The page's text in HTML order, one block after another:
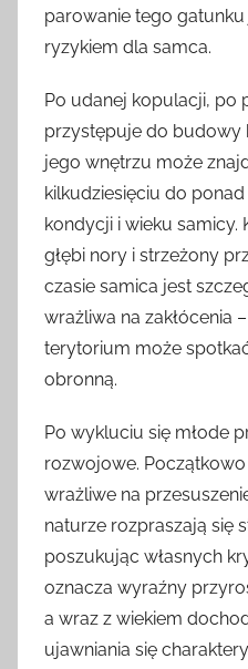
parowanie tego
ryzykiem dla samca.
Po udanej kopulacji, po
przystępuje do budowy
jego wnętrzu może
kilkudziesięciu do
kondycji i wieku
głębi nory i strzeżony
czasie samica jest
wrażliwa na zakłócenia
terytorium może
obronną.
Po wykluciu się młode
rozwojowe.
wrażliwe na
naturze rozpraszają się
poszukując własnych
oznacza wyraźny
a wraz z wiekiem
ujawniania się